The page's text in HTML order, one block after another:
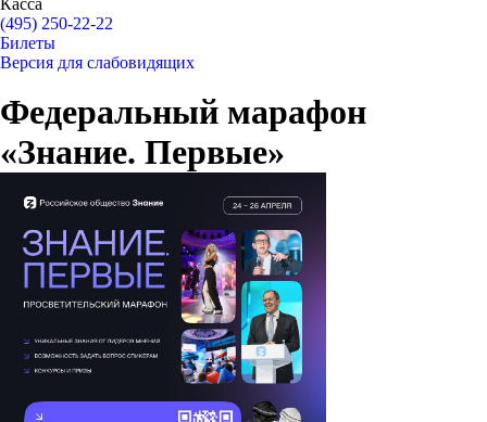
Касса
(495) 250-22-22
Билеты
Версия для слабовидящих
Федеральный марафон
«Знание. Первые»